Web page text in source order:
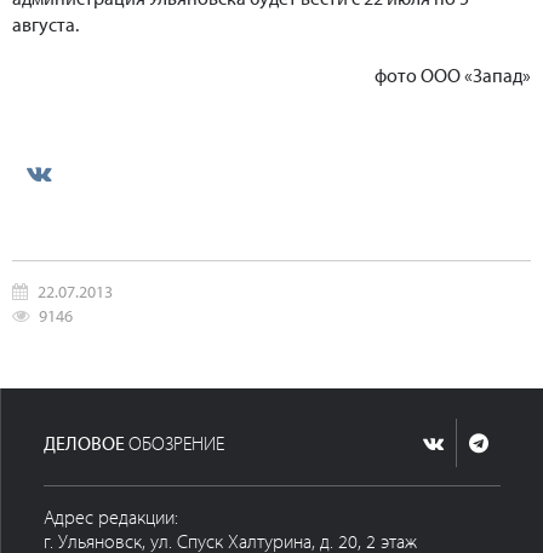
августа.
фото ООО «Запад»
22.07.2013
9146
ДЕЛОВОЕ ОБОЗРЕНИЕ
Адрес редакции:
г. Ульяновск, ул. Спуск Халтурина, д. 20, 2 этаж